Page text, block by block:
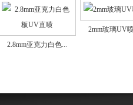
2.8mm亚克力白色...
2mm玻璃UV